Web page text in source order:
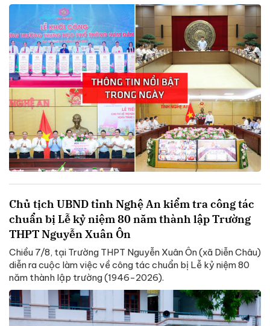
Chủ tịch UBND tỉnh Nghệ An kiểm tra công tác
chuẩn bị Lễ kỷ niệm 80 năm thành lập Trường
THPT Nguyễn Xuân Ôn
Chiều 7/8, tại Trường THPT Nguyễn Xuân Ôn (xã Diễn Châu)
diễn ra cuộc làm việc về công tác chuẩn bị Lễ kỷ niệm 80
năm thành lập trường (1946-2026).